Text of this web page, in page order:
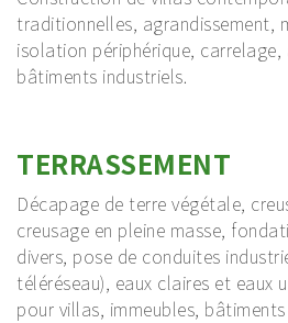
traditionnelles, agrandissement,
isolation périphérique,
bâtiments industriels.
TERRASSEMENT
Décapage de terre végétale,
creusage en pleine masse,
divers, pose de conduites
téléréseau), eaux claires et eaux
pour villas, immeubles,